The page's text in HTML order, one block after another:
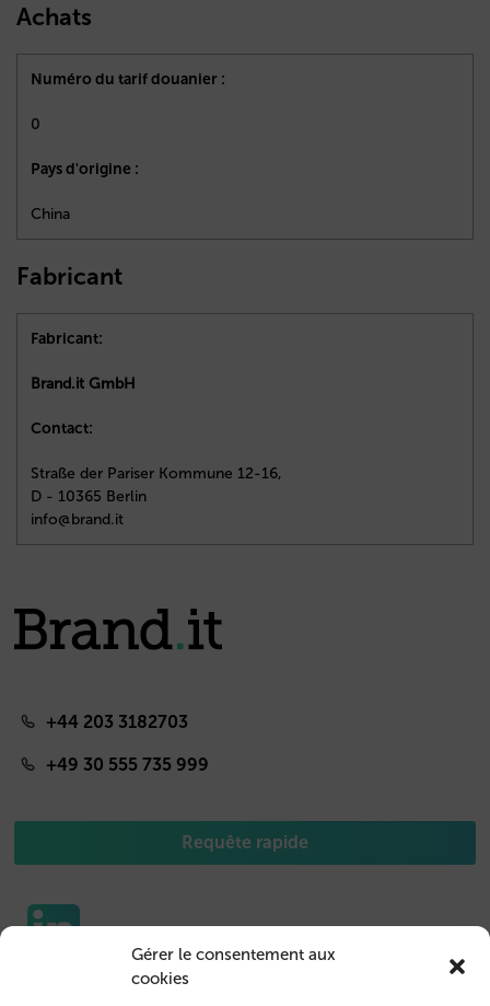
Gérer le consentement aux
cookies
Achats
Numéro du tarif douanier :
0
Pays d'origine :
China
Fabricant
Fabricant:
Brand.it GmbH
Contact:
Straße der Pariser Kommune 12-16,
D - 10365 Berlin
info@brand.it
+44 203 3182703
+49 30 555 735 999
Requête rapide